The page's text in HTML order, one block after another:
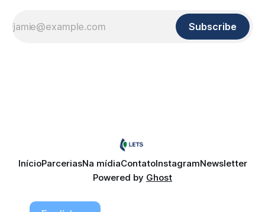
Subscribe
InícioParceriasNa mídiaContatoInstagramNewsletter
Powered by Ghost